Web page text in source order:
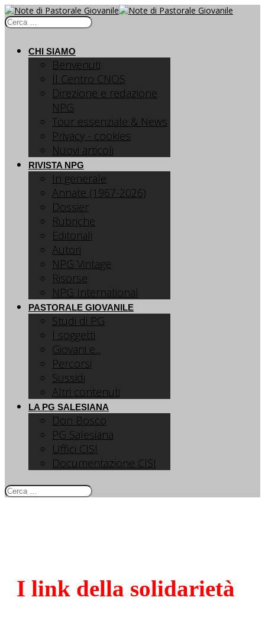
CHI SIAMO
Benvenuti
Il Centro CNOS
Direzione e redazione
NPG
Tour essenziale & News
Privacy - cookies
Nuovi articoli
RIVISTA NPG
In generale
Annate (1967-2026)
Dossier
Rubriche
Editoriali
Autori
NPG Vintage
Risorse
NPG International
PASTORALE GIOVANILE
Studi di PG
I soggetti
Giovani e...
Percorsi
Sussidi
Altri contenuti
LA PG SALESIANA
Don Bosco
PG Salesiana
Uffici CISI
Documentazione CISI
I link della solidarietà